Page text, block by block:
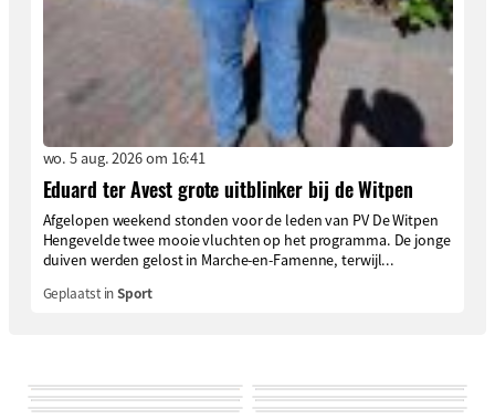
wo. 5 aug. 2026 om 16:41
Eduard ter Avest grote uitblinker bij de Witpen
Afgelopen weekend stonden voor de leden van PV De Witpen
Hengevelde twee mooie vluchten op het programma. De jonge
duiven werden gelost in Marche-en-Famenne, terwijl...
Geplaatst inSport